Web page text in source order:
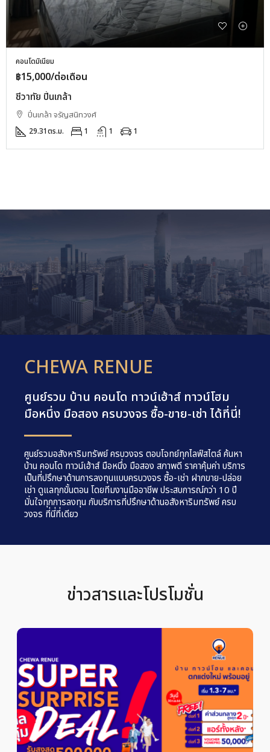
คอนโดมิเนียม
฿15,000/ต่อเดือน
ชีวาทัย ปิ่นเกล้า
ปิ่นเกล้า จรัญสนิทวงศ์
29.31ตร.ม. 1 1 1
CHEWA RENUE
ศูนย์รวม บ้าน คอนโด ทาวน์เฮ้าส์ ทาวน์โฮม
มือหนึ่ง มือสอง ครบวงจร ซื้อ-ขาย-เช่า ได้ที่นี่!
ศูนย์รวมอสังหาริมทรัพย์ ครบวงจร ตอบโจทย์ทุกไลฟ์สไตล์ ค้นหา
บ้าน คอนโด ทาวน์เฮ้าส์ มือหนึ่ง มือสอง สภาพดี ราคาคุ้มค่า บริการ
เป็นที่ปรึกษาด้านการลงทุนแบบครบวงจร ซื้อ-เช่า ฝากขาย-ปล่อย
เช่า ดูแลทุกขั้นตอน โดยทีมงานมืออาชีพ ประสบการณ์กว่า 10 ปี
มั่นใจทุกการลงทุน กับบริการที่ปรึกษาด้านอสังหาริมทรัพย์ ครบ
วงจร ที่นี่ที่เดียว
ข่าวสารและโปรโมชั่น